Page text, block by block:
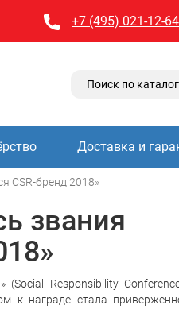
+7 (495) 021-12-64
Доставка и
CSR-бренд 2018»
звания
Responsibility
к награде стала